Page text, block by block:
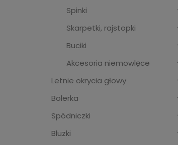
Spinki
Skarpetki, rajstopki
Buciki
Akcesoria niemowlęce
Letnie okrycia głowy
Bolerka
Spódniczki
Bluzki